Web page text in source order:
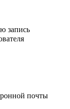
запись
почты